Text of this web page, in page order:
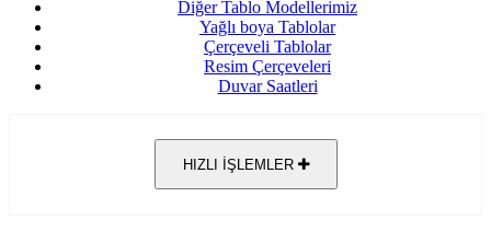
Diğer Tablo Modellerimiz
Yağlı boya Tablolar
Çerçeveli Tablolar
Resim Çerçeveleri
Duvar Saatleri
HIZLI İŞLEMLER